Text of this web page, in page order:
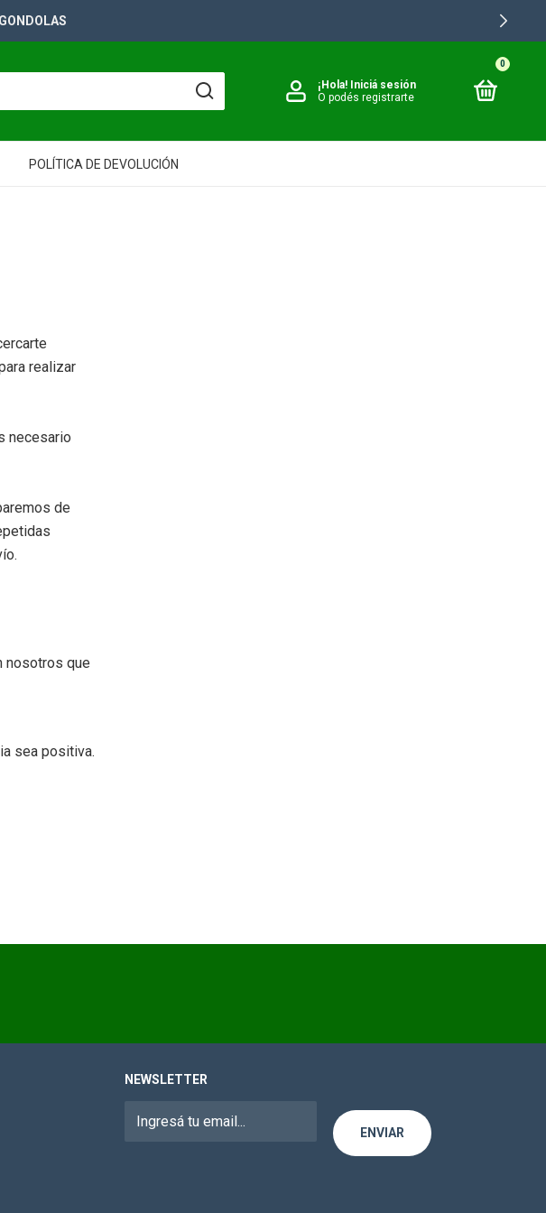
¡Hola! Iniciá sesión
O podés registrarte
0
POLÍTICA DE DEVOLUCIÓN
realizar
necesario
de
nosotros que
sea positiva.
NEWSLETTER